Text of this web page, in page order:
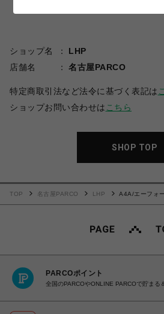
ショップ名
LHP
店舗名
名古屋PARCO
特定商取引法など法令に基づく表記は
ショップお問い合わせは こちら
SHOP TOP
TOP 名古屋PARCO LHP A4A/エーフォ
PARCOポイント
全国のPARCOやONLINE PARCOで貯まる